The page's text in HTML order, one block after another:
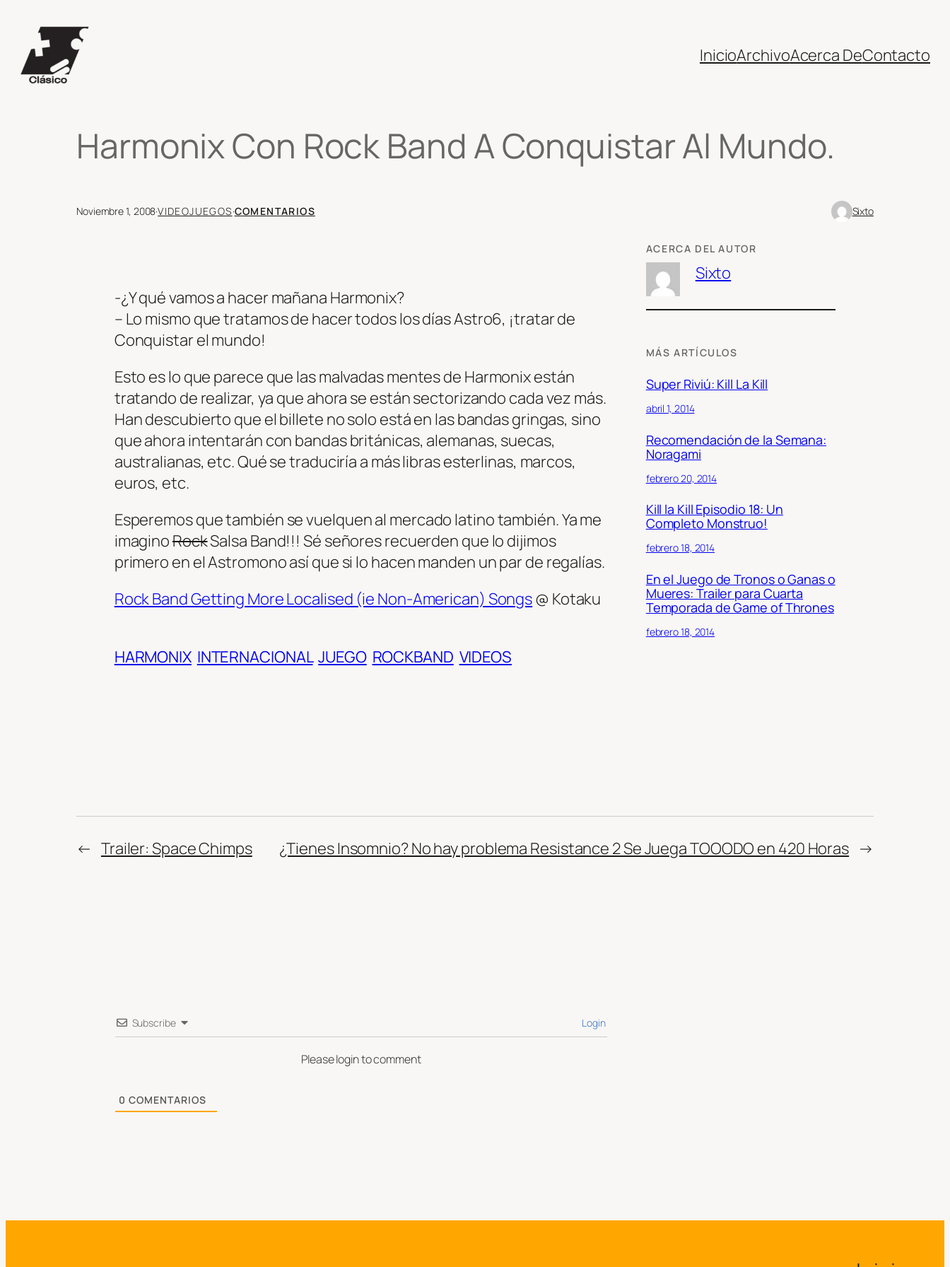
contenido
InicioArchivoAcerca DeContacto
Harmonix Con Rock Band A Conquistar Al Mundo.
Noviembre 1, 2008·VIDEOJUEGOS·COMENTARIOS Sixto
-¿Y qué vamos a hacer mañana Harmonix?
– Lo mismo que tratamos de hacer todos los días Astro6, ¡tratar de
Conquistar el mundo!
Esto es lo que parece que las malvadas mentes de Harmonix están
tratando de realizar, ya que ahora se están sectorizando cada vez más.
Han descubierto que el billete no solo está en las bandas gringas, sino
que ahora intentarán con bandas británicas, alemanas, suecas,
australianas, etc. Qué se traduciría a más libras esterlinas, marcos,
euros, etc.
Esperemos que también se vuelquen al mercado latino también. Ya me
imaginoRockSalsa Band!!! Sé señores recuerden que lo dijimos
primero en el Astromono así que si lo hacen manden un par de regalías.
Rock Band Getting More Localised (ie Non-American) Songs@ Kotaku
HARMONIX INTERNACIONAL JUEGO ROCKBAND VIDEOS
ACERCA DEL AUTOR
Sixto
MÁS ARTÍCULOS
Super Riviú: Kill La Kill
abril 1, 2014
Recomendación de la Semana:
Noragami
febrero 20, 2014
Kill la Kill Episodio 18: Un
Completo Monstruo!
febrero 18, 2014
En el Juego de Tronos o Ganas o
Mueres: Trailer para Cuarta
Temporada de Game of Thrones
febrero 18, 2014
← Trailer: Space Chimps ¿Tienes Insomnio? No hay problema Resistance 2 Se Juega TOOODO en 420 Horas →
Subscribe Login
Please login to comment
0 COMENTARIOS